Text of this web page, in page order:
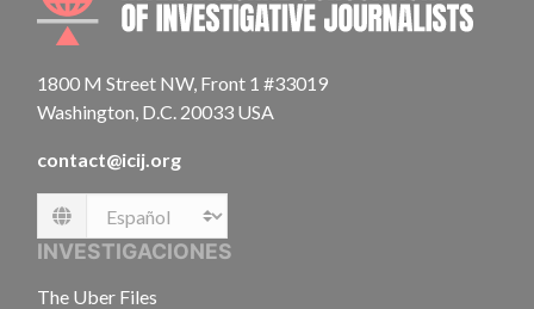
1800 M Street NW, Front 1 #33019
Washington, D.C. 20033 USA
contact@icij.org
Language
INVESTIGACIONES
The Uber Files